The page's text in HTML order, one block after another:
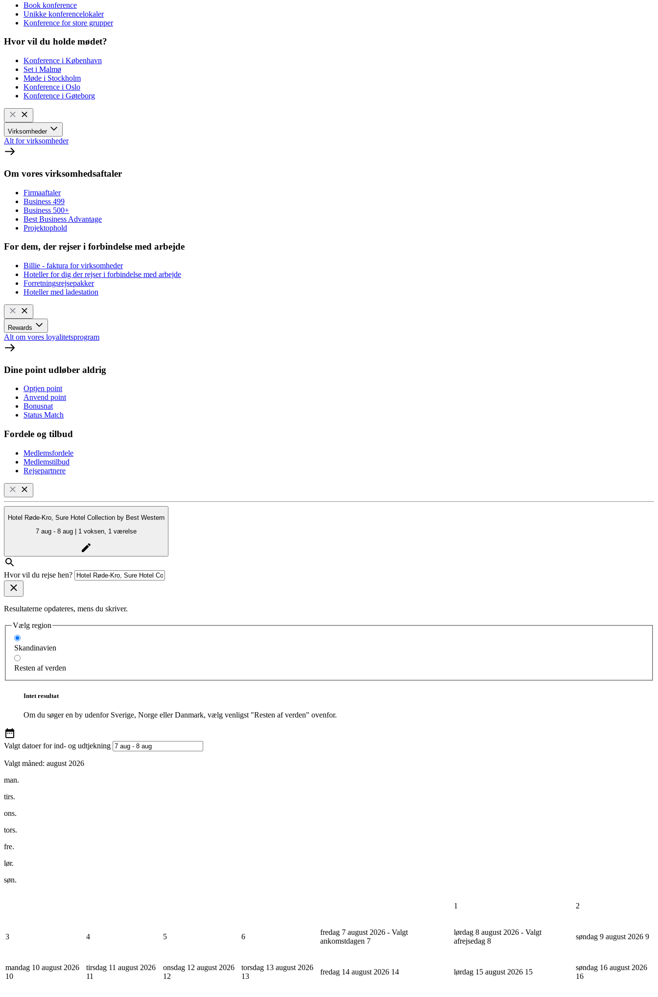
Book konference
Unikke konferencelokaler
Konference for store grupper
Hvor vil du holde mødet?
Konference i København
Set i Malmø
Møde i Stockholm
Konference i Oslo
Konference i Gøteborg
Virksomheder
Alt for virksomheder
Om vores virksomhedsaftaler
Firmaaftaler
Business 499
Business 500+
Best Business Advantage
Projektophold
For dem, der rejser i forbindelse med arbejde
Billie - faktura for virksomheder
Hoteller for dig der rejser i forbindelse med arbejde
Forretningsrejsepakker
Hoteller med ladestation
Rewards
Alt om vores loyalitetsprogram
Dine point udløber aldrig
Optjen point
Anvend point
Bonusnat
Status Match
Fordele og tilbud
Medlemsfordele
Medlemstilbud
Rejsepartnere
Hotel Røde-Kro, Sure Hotel Collection by Best Western
7 aug - 8 aug | 1 voksen, 1 værelse
Hvor vil du rejse hen?
Resultaterne opdateres, mens du skriver.
Vælg region
Skandinavien
Resten af verden
Intet resultat
Om du søger en by udenfor Sverige, Norge eller Danmark, vælg venligst "Resten af verden" ovenfor.
Valgt datoer for ind- og udtjekning
Valgt måned: august 2026
man.
tirs.
ons.
tors.
fre.
lør.
søn.
1 2
3 4 5 6
fredag 7 august 2026 - Valgt
ankomstdagen 7
lørdag 8 august 2026 - Valgt
afrejsedag 8
søndag 9 august 2026 9
mandag 10 august 2026
10
tirsdag 11 august 2026
11
onsdag 12 august 2026
12
torsdag 13 august 2026
13
fredag 14 august 2026 14 lørdag 15 august 2026 15
søndag 16 august 2026
16